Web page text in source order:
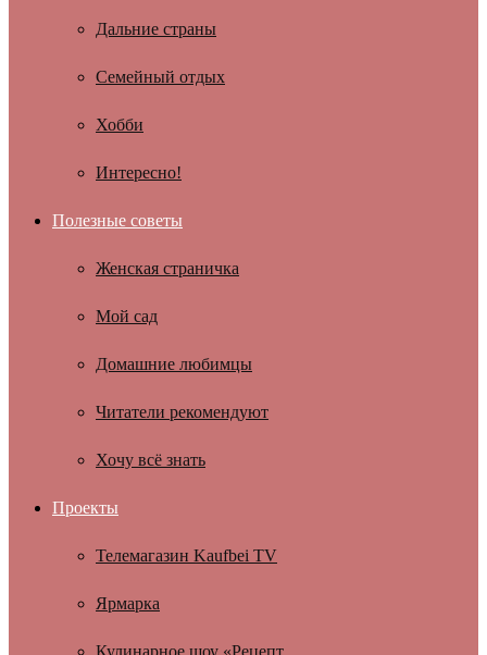
Дальние страны
Семейный отдых
Хобби
Интересно!
Полезные советы
Женская страничка
Мой сад
Домашние любимцы
Читатели рекомендуют
Хочу всё знать
Проекты
Телемагазин Kaufbei TV
Ярмарка
Кулинарное шоу «Рецепт